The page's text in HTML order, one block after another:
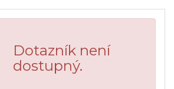
Dotazník není
dostupný.